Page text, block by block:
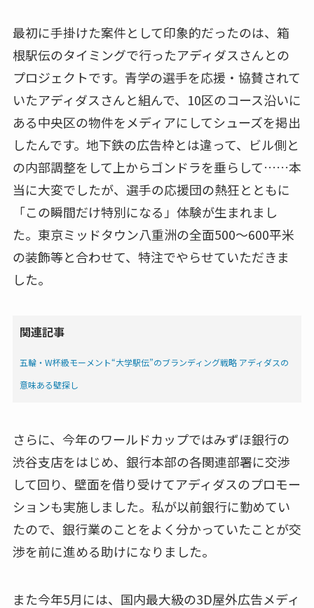
最初に手掛けた案件として印象的だったのは、箱
根駅伝のタイミングで行ったアディダスさんとの
プロジェクトです。青学の選手を応援・協賛されて
いたアディダスさんと組んで、10区のコース沿いに
ある中央区の物件をメディアにしてシューズを掲出
したんです。地下鉄の広告枠とは違って、ビル側と
の内部調整をして上からゴンドラを垂らして……本
当に大変でしたが、選手の応援団の熱狂とともに
「この瞬間だけ特別になる」体験が生まれまし
た。東京ミッドタウン八重洲の全面500～600平米
の装飾等と合わせて、特注でやらせていただきま
した。
関連記事
五輪・W杯級モーメント“大学駅伝”のブランディング戦略 アディダスの
意味ある壁探し
さらに、今年のワールドカップではみずほ銀行の
渋谷支店をはじめ、銀行本部の各関連部署に交渉
して回り、壁面を借り受けてアディダスのプロモー
ションも実施しました。私が以前銀行に勤めてい
たので、銀行業のことをよく分かっていたことが交
渉を前に進める助けになりました。
また今年5月には、国内最大級の3D屋外広告メディ